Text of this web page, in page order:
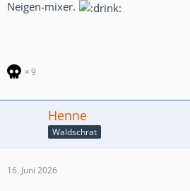
Neigen-mixer.
9
Henne
Waldschrat
16. Juni 2026